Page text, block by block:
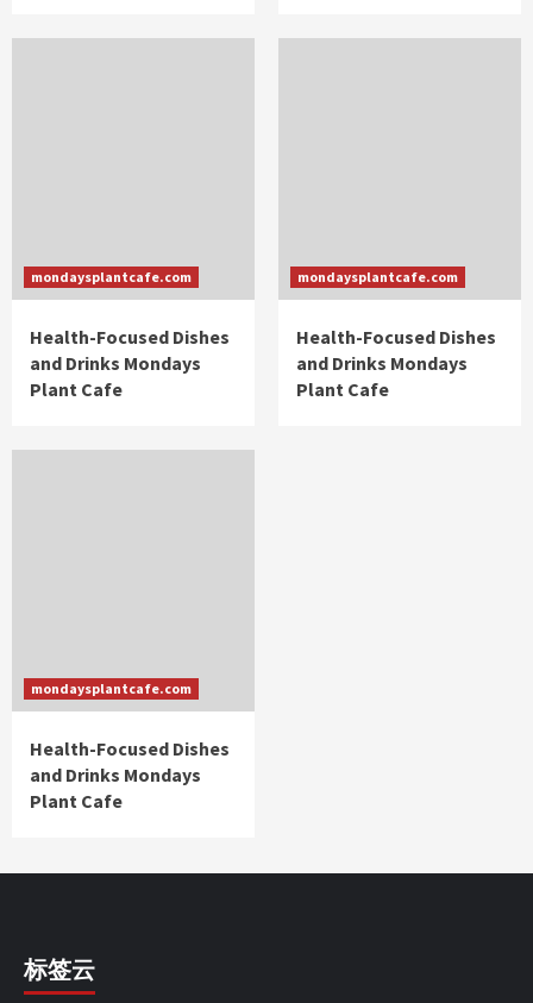
mondaysplantcafe.com
Health-Focused Dishes
and Drinks Mondays
Plant Cafe
mondaysplantcafe.com
Health-Focused Dishes
and Drinks Mondays
Plant Cafe
mondaysplantcafe.com
Health-Focused Dishes
and Drinks Mondays
Plant Cafe
标签云